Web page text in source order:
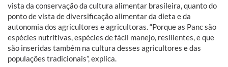
vista da conservação da cultura alimentar brasileira, quanto do
ponto de vista de diversificação alimentar da dieta e da
autonomia dos agricultores e agricultoras. “Porque as Panc são
espécies nutritivas, espécies de fácil manejo, resilientes, e que
são inseridas também na cultura desses agricultores e das
populações tradicionais”, explica.